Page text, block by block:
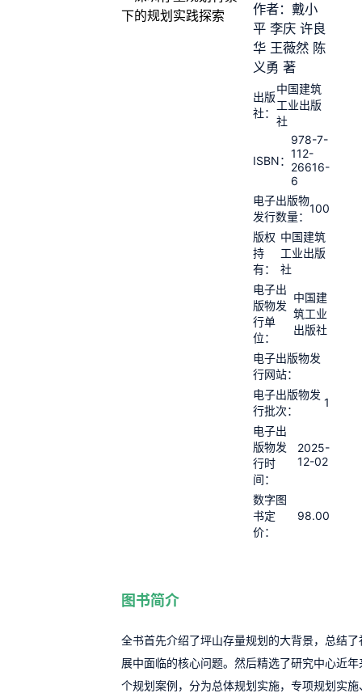
作者：戴小
平 李庆 许良
华 王薇然 陈
义勇 著
出版
社：
中国建筑
工业出版
社
ISBN：
978-7-
112-
26616-
6
电子出版物
发行数量：
100
版权
持
有：
中国建筑
工业出版
社
电子出
版物发
行单
位：
中国建
筑工业
出版社
电子出版物发
行网站：
电子出版物发
行批次：
1
电子出
版物发
行时
间：
2025-
12-02
数字图
书定
价：
98.00
图书简介
全书首先介绍了坪山存量规划的大背景，总结
展中面临的核心问题。然后精选了研究中心近年
个规划案例，分为总体规划实施，专项规划实